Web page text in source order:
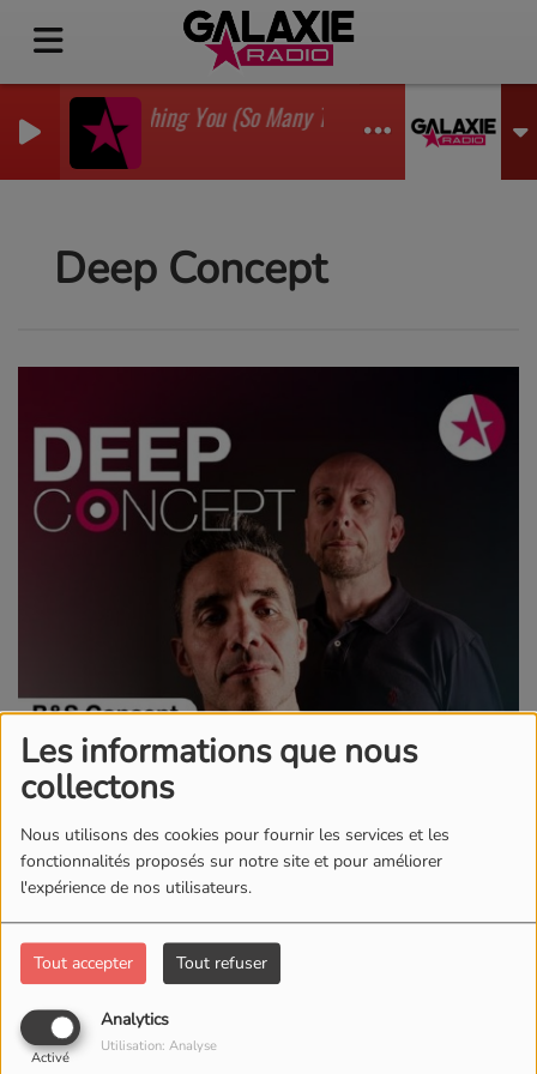
Les informations que nous
collectons
Nous utilisons des cookies pour fournir les services et les
fonctionnalités proposés sur notre site et pour améliorer
l'expérience de nos utilisateurs.
Tout accepter Tout refuser
Analytics
Activé
Utilisation: Analyse
I'm Watching You (So Many Times) (Sean Finn Remix)
GADJO
Deep Concept
MARDI, DE 20:58 À 20:58
8557 VUES
Hervé et Cédric vous proposent tous les mardis une
émission inédite Deep Concept 100% promos et
nouveautés.